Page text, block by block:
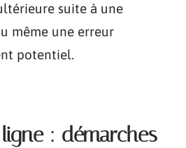
suite à une
même une erreur
potentiel.
: démarches